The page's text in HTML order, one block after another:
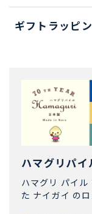
ギフトラッピ
ハマグリパイ
ハマグリ パイ
た ナイガイ のロ